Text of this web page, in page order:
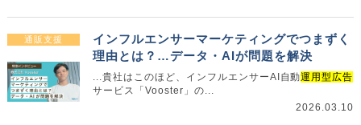
通販支援
インフルエンサーマーケティングでつまずく
理由とは？…データ・AIが問題を解決
...貴社はこのほど、インフルエンサーAI自動運用型広告
サービス「Vooster」の...
2026.03.10